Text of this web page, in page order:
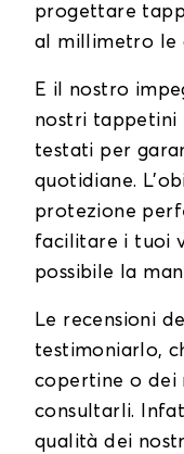
progettare
al millimetro le
E il nostro
nostri tappetini
testati per
quotidiane.
protezione
facilitare i tuoi
possibile la
Le recensioni
testimoniarlo,
copertine o dei
consultarli.
qualità dei